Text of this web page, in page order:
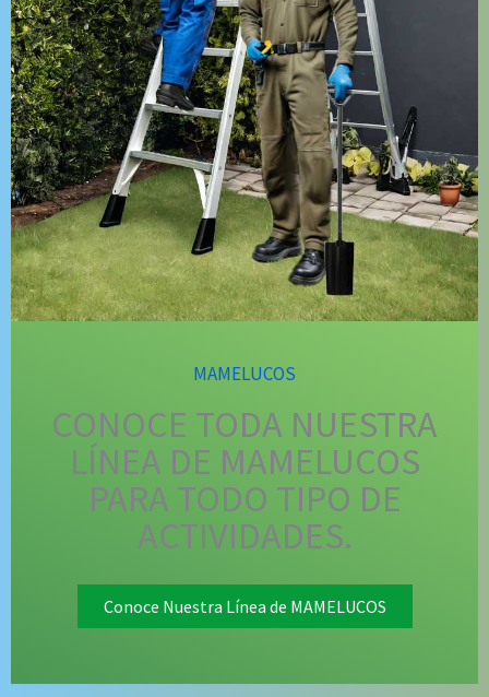
MAMELUCOS
CONOCE TODA NUESTRA
LÍNEA DE MAMELUCOS
PARA TODO TIPO DE
ACTIVIDADES.
Conoce Nuestra Línea de MAMELUCOS